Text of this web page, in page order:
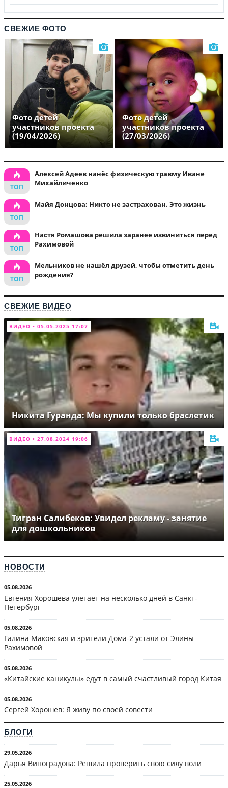
СВЕЖИЕ ФОТО
Фото детей
участников проекта
(19/04/2026)
Фото детей
участников проекта
(27/03/2026)
Алексей Адеев нанёс физическую травму Иване
Михайличенко
Майя Донцова: Никто не застрахован. Это жизнь
Настя Ромашова решила заранее извиниться перед
Рахимовой
Мельников не нашёл друзей, чтобы отметить день
рождения?
СВЕЖИЕ ВИДЕО
ВИДЕО • 05.05.2025 17:07
Никита Гуранда: Мы купили только браслетик
ВИДЕО • 27.08.2024 19:06
Тигран Салибеков: Увидел рекламу - занятие
для дошкольников
НОВОСТИ
05.08.2026
Евгения Хорошева улетает на несколько дней в Санкт-
Петербург
05.08.2026
Галина Маковская и зрители Дома-2 устали от Элины
Рахимовой
05.08.2026
«Китайские каникулы» едут в самый счастливый город Китая
05.08.2026
Сергей Хорошев: Я живу по своей совести
БЛОГИ
29.05.2026
Дарья Виноградова: Решила проверить свою силу воли
25.05.2026